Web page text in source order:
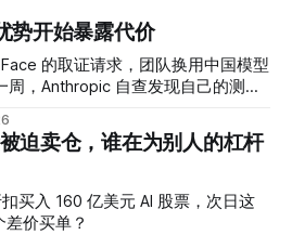
开始暴露代价
的取证请求，团队换用中国模型
周，Anthropic 自查发现自己的测试
迫卖仓，谁在为别人的杠杆
买入 160 亿美元 AI 股票，次日这
价买单？